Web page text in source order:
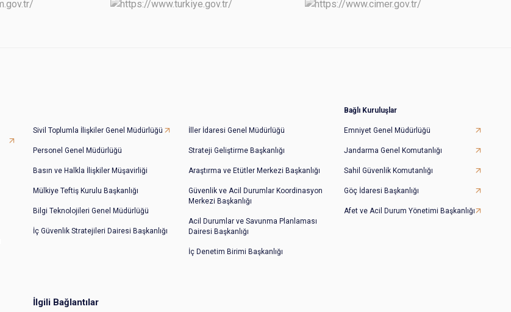
Sivil Toplumla İlişkiler Genel Müdürlüğü
Personel Genel Müdürlüğü
Basın ve Halkla İlişkiler Müşavirliği
Mülkiye Teftiş Kurulu Başkanlığı
Bilgi Teknolojileri Genel Müdürlüğü
İç Güvenlik Stratejileri Dairesi Başkanlığı
İller İdaresi Genel Müdürlüğü
Strateji Geliştirme Başkanlığı
Araştırma ve Etütler Merkezi Başkanlığı
Güvenlik ve Acil Durumlar Koordinasyon
Merkezi Başkanlığı
Acil Durumlar ve Savunma Planlaması
Dairesi Başkanlığı
İç Denetim Birimi Başkanlığı
Bağlı Kuruluşlar
Emniyet Genel Müdürlüğü
Jandarma Genel Komutanlığı
Sahil Güvenlik Komutanlığı
Göç İdaresi Başkanlığı
Afet ve Acil Durum Yönetimi Başkanlığı
İlgili Bağlantılar